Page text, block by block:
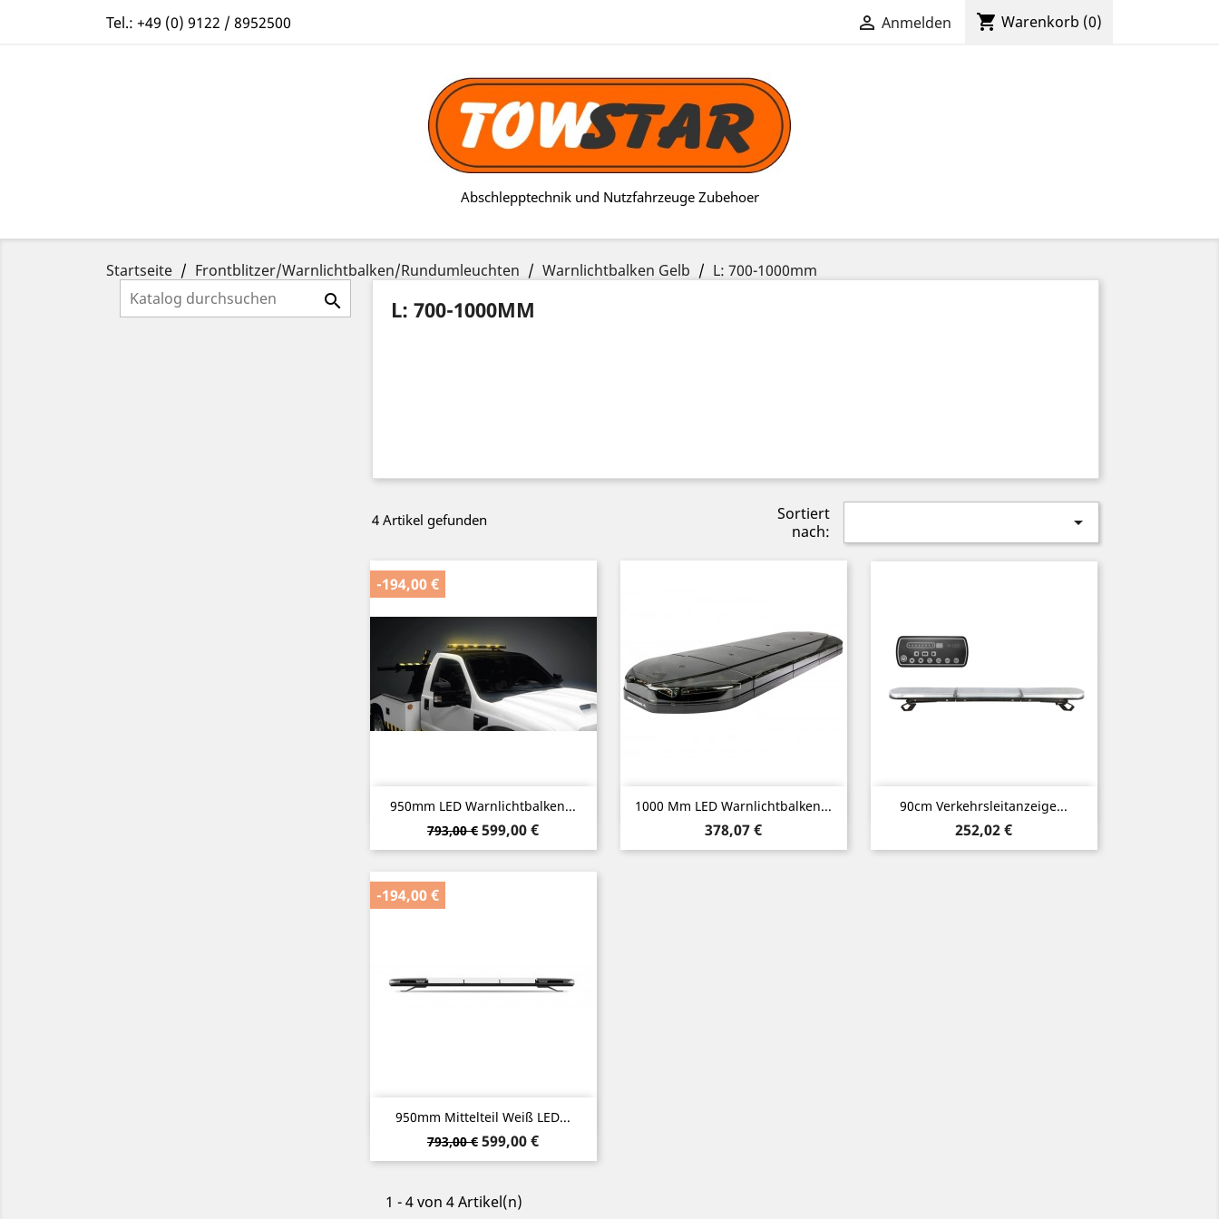
Tel.: +49 (0) 9122 / 8952500  Anmelden shopping_cart Warenkorb (0)
Abschlepptechnik und Nutzfahrzeuge Zubehoer
Startseite Frontblitzer/Warnlichtbalken/Rundumleuchten Warnlichtbalken Gelb L: 700-1000mm
 L: 700-1000MM
4 Artikel gefunden
Sortiert
nach:

950mm LED Warnlichtbalken...
Verkaufspreis
793,00 € Preis
599,00 €
-194,00 €
Vorschau 1000 Mm LED Warnlichtbalken...
Preis
378,07 €
Vorschau 90cm Verkehrsleitanzeige...
Preis
252,02 €
Vorschau
950mm Mittelteil Weiß LED...
Verkaufspreis
793,00 € Preis
599,00 €
-194,00 €
Vorschau
1 - 4 von 4 Artikel(n)